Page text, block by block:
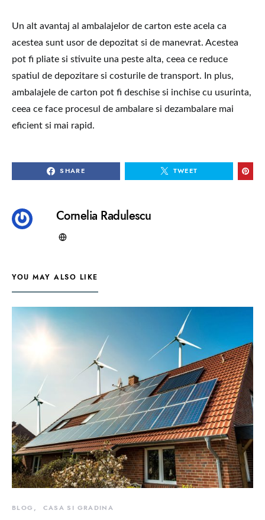
Un alt avantaj al ambalajelor de carton este acela ca
acestea sunt usor de depozitat si de manevrat. Acestea
pot fi pliate si stivuite una peste alta, ceea ce reduce
spatiul de depozitare si costurile de transport. In plus,
ambalajele de carton pot fi deschise si inchise cu usurinta,
ceea ce face procesul de ambalare si dezambalare mai
eficient si mai rapid.
SHARE TWEET
Cornelia Radulescu
YOU MAY ALSO LIKE
BLOG CASA SI GRADINA